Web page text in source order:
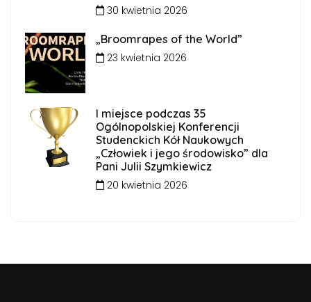
30 kwietnia 2026
„Broomrapes of the World”
23 kwietnia 2026
I miejsce podczas 35
Ogólnopolskiej Konferencji
Studenckich Kół Naukowych
„Człowiek i jego środowisko” dla
Pani Julii Szymkiewicz
20 kwietnia 2026